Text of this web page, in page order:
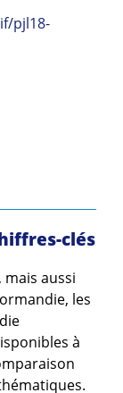
pjl18-
clés
aussi
les
à